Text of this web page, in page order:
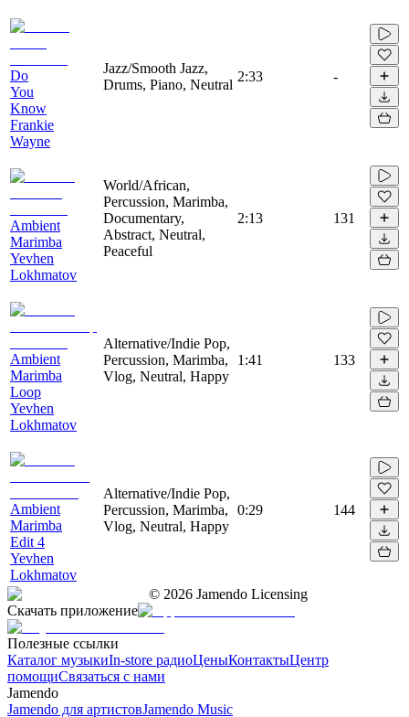
Do
You
Know
Frankie
Wayne
Jazz/Smooth Jazz,
Drums, Piano, Neutral
2:33 -
Ambient
Marimba
Yevhen
Lokhmatov
World/African,
Percussion, Marimba,
Documentary,
Abstract, Neutral,
Peaceful
2:13 131
Ambient
Marimba
Loop
Yevhen
Lokhmatov
Alternative/Indie Pop,
Percussion, Marimba,
Vlog, Neutral, Happy
1:41 133
Ambient
Marimba
Edit 4
Yevhen
Lokhmatov
Alternative/Indie Pop,
Percussion, Marimba,
Vlog, Neutral, Happy
0:29 144
© 2026 Jamendo Licensing
Скачать приложение
Полезные ссылки
Каталог музыкиIn-store радиоЦеныКонтактыЦентр
помощиСвязаться с нами
Jamendo
Jamendo для артистовJamendo Music